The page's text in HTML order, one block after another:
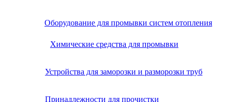
Оборудование для промывки систем отопления
Химические средства для промывки
Устройства для заморозки и разморозки труб
Принадлежности для прочистки